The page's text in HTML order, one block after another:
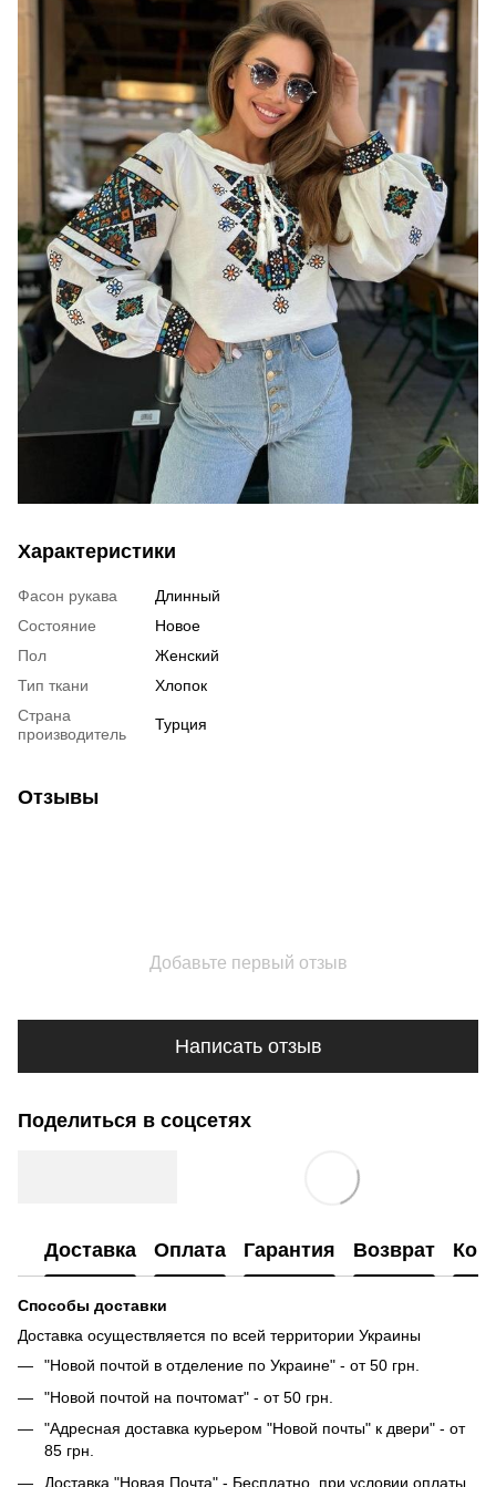
Характеристики
Фасон рукава
Длинный
Состояние
Новое
Пол
Женский
Тип ткани
Хлопок
Страна
производитель
Турция
Отзывы
Добавьте первый отзыв
Написать отзыв
Поделиться в соцсетях
Доставка Оплата Гарантия Возврат
Способы доставки
Доставка осуществляется по всей территории Украины
"Новой почтой в отделение по Украине" - от 50 грн.
"Новой почтой на почтомат" - от 50 грн.
"Адресная доставка курьером "Новой почты" к двери" - от
85 грн.
Доставка "Новая Почта" - Бесплатно, при условии оплаты